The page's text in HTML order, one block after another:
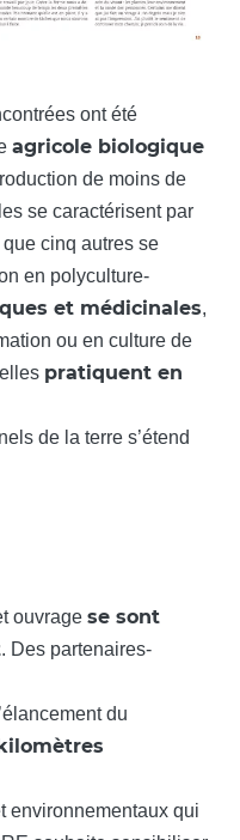
ont été
agricole biologique
de moins de
se caractérisent par
cinq autres se
en polyculture-
et médicinales,
ou en culture de
pratiquent en
de la terre s’étend
ouvrage se sont
. Des partenaires-
du
environnementaux qui